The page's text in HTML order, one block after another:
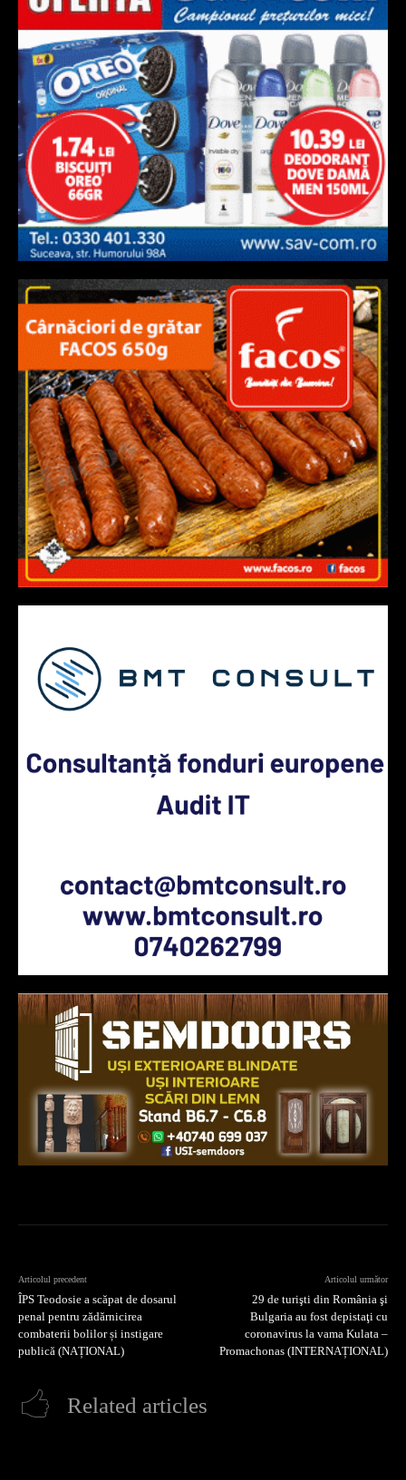
Articolul precedent
ÎPS Teodosie a scăpat de dosarul
penal pentru zădărnicirea
combaterii bolilor și instigare
publică (NAȚIONAL)
Articolul următor
29 de turişti din România şi
Bulgaria au fost depistaţi cu
coronavirus la vama Kulata –
Promachonas (INTERNAȚIONAL)
Related articles